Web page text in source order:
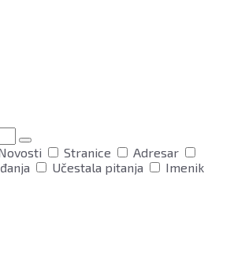
Stranice
Adresar
Učestala pitanja Imenik